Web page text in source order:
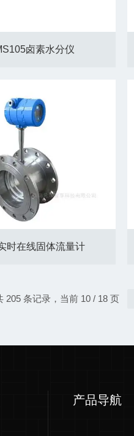
卤素水分仪
时在线固体流量计
205 条记录，当前 10 / 18 页
产品导航